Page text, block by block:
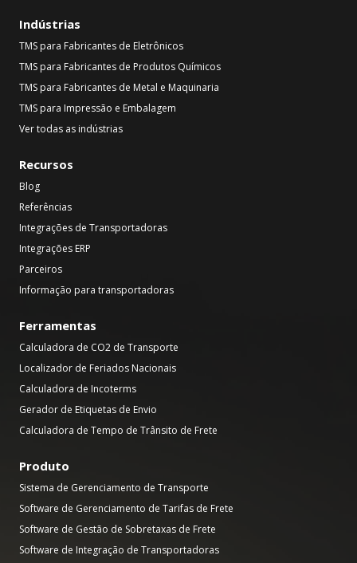
Indústrias
TMS para Fabricantes de Eletrônicos
TMS para Fabricantes de Produtos Químicos
TMS para Fabricantes de Metal e Maquinaria
TMS para Impressão e Embalagem
Ver todas as indústrias
Recursos
Blog
Referências
Integrações de Transportadoras
Integrações ERP
Parceiros
Informação para transportadoras
Ferramentas
Calculadora de CO2 de Transporte
Localizador de Feriados Nacionais
Calculadora de Incoterms
Gerador de Etiquetas de Envio
Calculadora de Tempo de Trânsito de Frete
Produto
Sistema de Gerenciamento de Transporte
Software de Gerenciamento de Tarifas de Frete
Software de Gestão de Sobretaxas de Frete
Software de Integração de Transportadoras